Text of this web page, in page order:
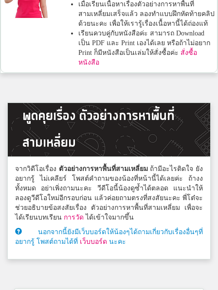
เมื่อเรียนเนื้อหาเรื่องตัวอย่างการหาพื้นที่
สามเหลี่ยมเสร็จแล้ว ลองทำแบบฝึกหัดท้ายคลิป
ด้วยนะคะ เพื่อให้เรารู้เรื่องเนื้อหานี้ได้ถ่องแท้
เรียนควบคู่กับหนังสือค่ะ สามารถ Download
เป็น PDF และ Print เองได้เลย หรือถ้าไม่อยาก
Print ก็มีหนังสือเป็นเล่มให้สั่งซื้อค่ะ สั่งซื้อ
หนังสือ
พูดคุยเรื่อง ตัวอย่างการหาพื้นที่
สามเหลี่ยม
จากวิดีโอเรื่อง ตัวอย่างการหาพื้นที่สามเหลี่ยมถ้ามีอะไรติดใจ ยัง
อยากรู้ ไม่เคลียร์ โพสต์คำถามของน้องที่หน้านี้ได้เลยค่ะ ถ้างง
ทั้งหมด อย่าเพิ่งถามนะคะ วีดีโอนี้น้องดูซ้ำได้ตลอด แนะนำให้
ลองดูวีดีโอใหม่อีกรอบก่อน แล้วค่อยถามตรงที่สงสัยนะคะ พี่โต๋จะ
ช่วยอธิบายข้อสงสัยเรื่อง ตัวอย่างการหาพื้นที่สามเหลี่ยม เพื่อจะ
ได้เรียนบทเรียน การวัด ได้เข้าใจมากขึ้น
นอกจากนี้ยังมีเว็บบอร์ดให้น้องๆได้ถามเกี่ยวกับเรื่องอื่นๆที่
อยากรู้ โพสต์ถามได้ที่ เว็บบอร์ด นะคะ